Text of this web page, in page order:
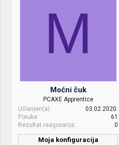
k
r
e
j
a
M
Moćni čuk
PCAXE Apprentice
Učlanjen(a)
03.02.2020.
Poruka
61
Rezultat reagovanja
0
Moja konfiguracija